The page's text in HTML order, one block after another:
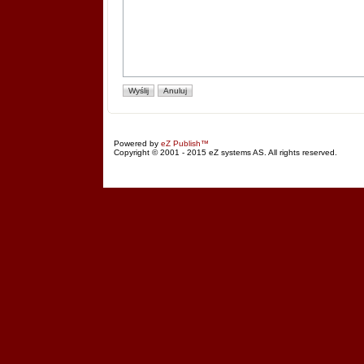
Powered by eZ Publish™
Copyright © 2001 - 2015 eZ systems AS. All rights reserved.